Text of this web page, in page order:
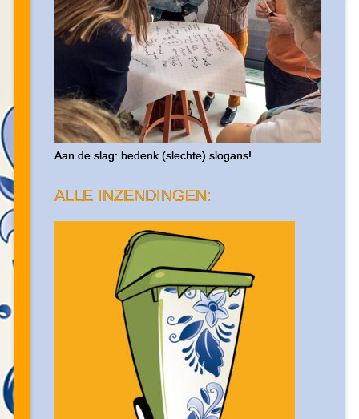
Aan de slag: bedenk (slechte) slogans!
ALLE INZENDINGEN: